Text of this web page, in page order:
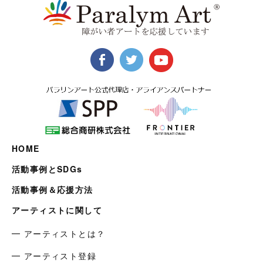
HOME
活動事例とSDGs
活動事例＆応援方法
アーティストに関して
━ アーティストとは？
━ アーティスト登録